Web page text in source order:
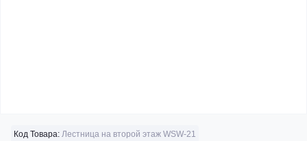
Код Товара: Лестница на второй этаж WSW-21